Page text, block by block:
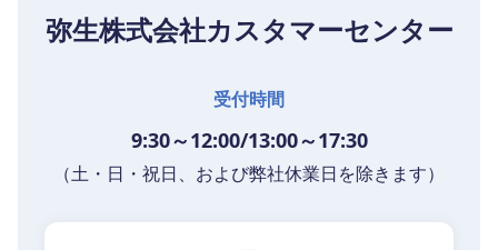
弥生株式会社カスタマーセンター
受付時間
9:30～12:00/13:00～17:30
（土・日・祝日、および弊社休業日を除きます）